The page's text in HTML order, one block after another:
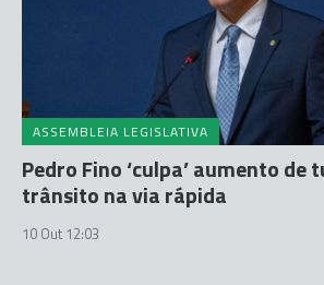
ASSEMBLEIA LEGISLATIVA
Pedro Fino ‘culpa’ aumento de
trânsito na via rápida
10 Out 12:03